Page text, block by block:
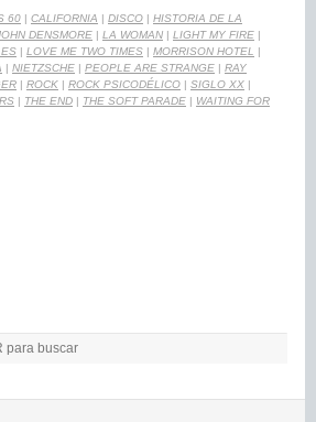
60 | CALIFORNIA | DISCO | HISTORIA DE LA
DENSMORE | LA WOMAN | LIGHT MY FIRE |
| LOVE ME TWO TIMES | MORRISON HOTEL
|
| NIETZSCHE | PEOPLE ARE STRANGE | RAY
| ROCK | ROCK PSICODÉLICO | SIGLO XX |
| THE END | THE SOFT PARADE | WAITING FOR